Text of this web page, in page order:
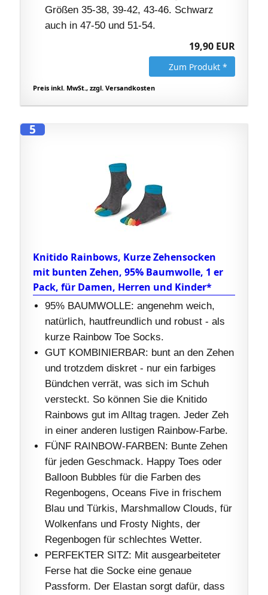
Größen 35-38, 39-42, 43-46. Schwarz
auch in 47-50 und 51-54.
19,90 EUR
Zum Produkt *
Preis inkl. MwSt., zzgl. Versandkosten
5
Knitido Rainbows, Kurze Zehensocken
mit bunten Zehen, 95% Baumwolle, 1 er
Pack, für Damen, Herren und Kinder*
95% BAUMWOLLE: angenehm weich,
natürlich, hautfreundlich und robust - als
kurze Rainbow Toe Socks.
GUT KOMBINIERBAR: bunt an den Zehen
und trotzdem diskret - nur ein farbiges
Bündchen verrät, was sich im Schuh
versteckt. So können Sie die Knitido
Rainbows gut im Alltag tragen. Jeder Zeh
in einer anderen lustigen Rainbow-Farbe.
FÜNF RAINBOW-FARBEN: Bunte Zehen
für jeden Geschmack. Happy Toes oder
Balloon Bubbles für die Farben des
Regenbogens, Oceans Five in frischem
Blau und Türkis, Marshmallow Clouds, für
Wolkenfans und Frosty Nights, der
Regenbogen für schlechtes Wetter.
PERFEKTER SITZ: Mit ausgearbeiteter
Ferse hat die Socke eine genaue
Passform. Der Elastan sorgt dafür, dass